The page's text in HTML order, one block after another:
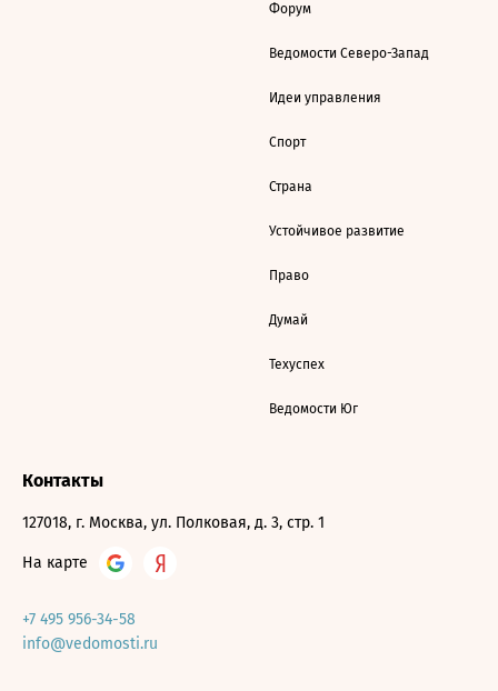
Форум
Ведомости Северо-Запад
Идеи управления
Спорт
Страна
Устойчивое развитие
Право
Думай
Техуспех
Ведомости Юг
Контакты
127018, г. Москва, ул. Полковая, д. 3, стр. 1
На карте
+7 495 956-34-58
info@vedomosti.ru